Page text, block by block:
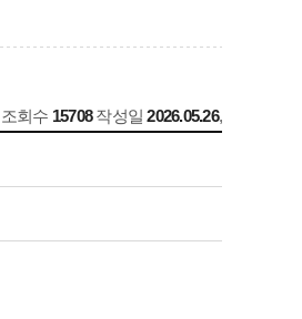
조회수 15708 작성일2026.05.26,